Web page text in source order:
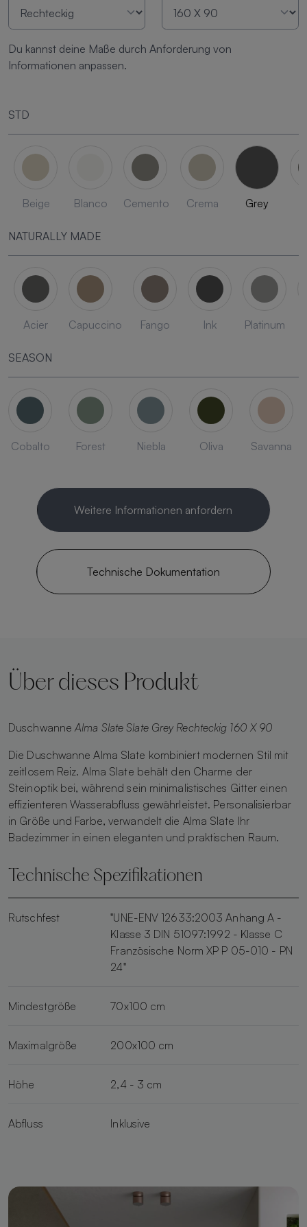
Du kannst deine Maße durch Anforderung von
Informationen anpassen.
STD
Beige Blanco Cemento Crema Grey
NATURALLY MADE
Acier Capuccino Fango Ink Platinum
SEASON
Cobalto Forest Niebla Oliva Savanna
Weitere Informationen anfordern
Technische Dokumentation
Über dieses Produkt
DuschwanneAlma Slate Slate Grey Rechteckig 160 X 90
Die Duschwanne Alma Slate kombiniert modernen Stil mit
zeitlosem Reiz. Alma Slate behält den Charme der
Steinoptik bei, während sein minimalistisches Gitter einen
effizienteren Wasserabfluss gewährleistet. Personalisierbar
in Größe und Farbe, verwandelt die Alma Slate Ihr
Badezimmer in einen eleganten und praktischen Raum.
Technische Spezifikationen
Rutschfest
"UNE-ENV 12633:2003 Anhang A -
Klasse 3 DIN 51097:1992 - Klasse C
Französische Norm XP P 05-010 - PN
24"
Mindestgröße 70x100 cm
Maximalgröße 200x100 cm
Höhe 2,4 - 3 cm
Abfluss Inklusive